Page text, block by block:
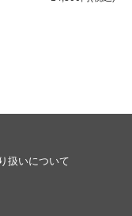
扱いについて